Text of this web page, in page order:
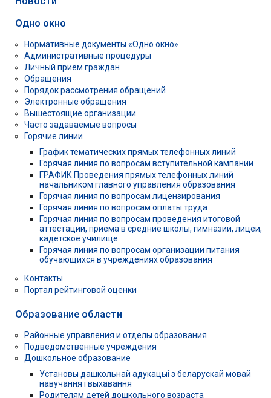
Одно окно
Нормативные документы «Одно окно»
Административные процедуры
Личный приём граждан
Обращения
Порядок рассмотрения обращений
Электронные обращения
Вышестоящие организации
Часто задаваемые вопросы
Горячие линии
График тематических прямых телефонных линий
Горячая линия по вопросам вступительной кампании
ГРАФИК Проведения прямых телефонных линий
начальником главного управления образования
Горячая линия по вопросам лицензирования
Горячая линия по вопросам оплаты труда
Горячая линия по вопросам проведения итоговой
аттестации, приема в средние школы, гимназии, лицеи,
кадетское училище
Горячая линия по вопросам организации питания
обучающихся в учреждениях образования
Контакты
Портал рейтинговой оценки
Образование области
Районные управления и отделы образования
Подведомственные учреждения
Дошкольное образование
Установы дашкольнай адукацыі з беларускай мовай
навучання і выхавання
Родителям детей дошкольного возраста